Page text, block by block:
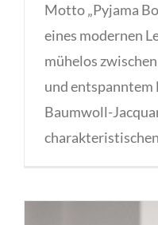
Motto „Pyjama
eines modernen
mühelos
und entspanntem
Baumwoll-